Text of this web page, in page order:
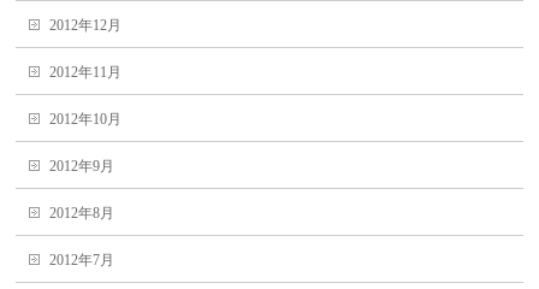
2012年12月
2012年11月
2012年10月
2012年9月
2012年8月
2012年7月